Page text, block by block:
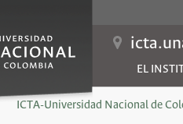
EL
You are here:
ICTA-Universidad Nacional de